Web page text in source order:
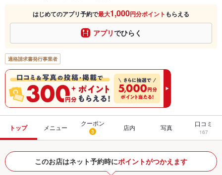
はじめてのアプリ予約で最大1,000円分ポイント もらえる
アプリでひらく
適格請求書発行事業者
トップ メニュー
クーポン
3 店内 写真 口コミ
167
このお店はネット予約時にポイントがつかえます